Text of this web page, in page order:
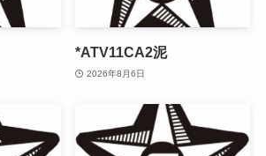
*ATV11CA2泥
2026年8月6日